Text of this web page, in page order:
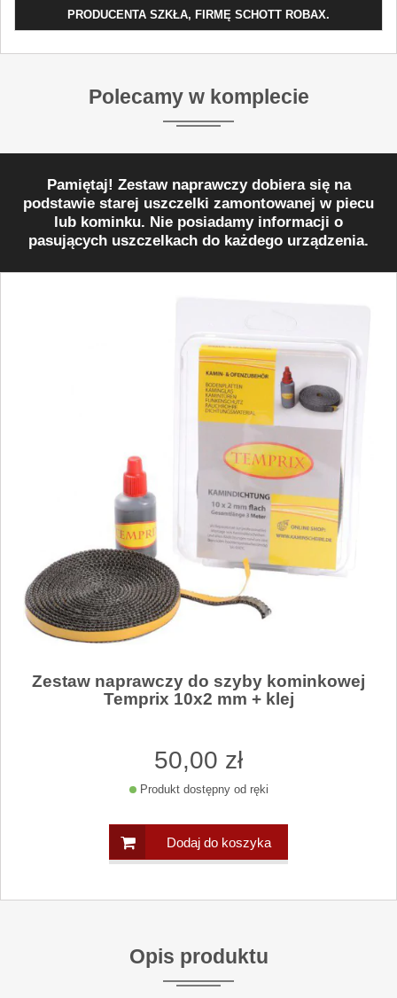
PRODUCENTA SZKŁA, FIRMĘ SCHOTT ROBAX.
Polecamy w komplecie
Pamiętaj! Zestaw naprawczy dobiera się na
podstawie starej uszczelki zamontowanej w piecu
lub kominku. Nie posiadamy informacji o
pasujących uszczelkach do każdego urządzenia.
Zestaw naprawczy do szyby kominkowej
Temprix 10x2 mm + klej
50,00 zł
Produkt dostępny od ręki
Dodaj do koszyka
Opis produktu